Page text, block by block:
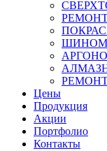
Цены
Продукция
Акции
Портфолио
Контакты